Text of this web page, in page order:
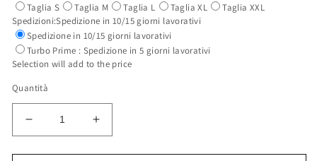
Taglia S
Taglia M Taglia L Taglia XL
Taglia XXL
Spedizioni:Spedizione in 10/15 giorni lavorativi
Spedizione in 10/15 giorni lavorativi
Turbo Prime : Spedizione in 5 giorni lavorativi
Selection will add to the price
Quantità
Diminuisci
quantità
per
Aumenta
quantità
per